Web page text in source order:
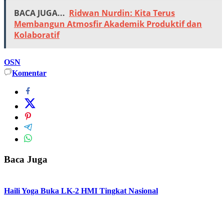
BACA JUGA... Ridwan Nurdin: Kita Terus
Membangun Atmosfir Akademik Produktif dan
Kolaboratif
OSN
Komentar
Baca Juga
Haili Yoga Buka LK-2 HMI Tingkat Nasional